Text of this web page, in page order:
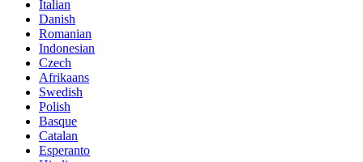
Italian
Danish
Romanian
Indonesian
Czech
Afrikaans
Swedish
Polish
Basque
Catalan
Esperanto